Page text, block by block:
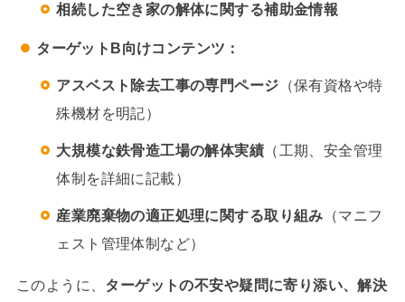
相続した空き家の解体に関する補助金情報
ターゲットB向けコンテンツ：
アスベスト除去工事の専門ページ （保有資格や特
殊機材を明記）
大規模な鉄骨造工場の解体実績 （工期、安全管理
体制を詳細に記載）
産業廃棄物の適正処理に関する取り組み （マニフ
ェスト管理体制など）
このように、 ターゲットの不安や疑問に寄り添い、解決